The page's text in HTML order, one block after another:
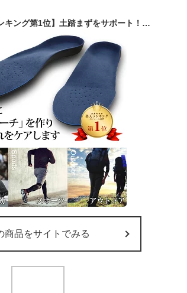
インソール 【楽天ランキング第1位】土踏まずをサポート！人体工学に基づいた3D アーチサポート 疲れにくい 靴 中敷き 中敷 なかじき 土踏まず かかと レディース メンズ 衝撃吸収 サイズ調整 防臭 楽 偏平足 扁平足 アーチ ブーツ スポーツ ランニング【送料無料】
商品をサイトでみる